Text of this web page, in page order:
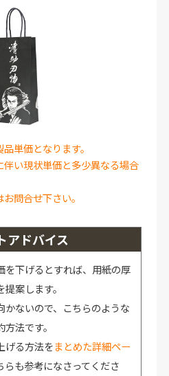
単価となります。
い現状単価と多少異なる場合
問合せ下さい。
アドバイス
を下げるとすれば、用紙の厚
案します。
かないので、こちらのような
法です。
げる方法をまとめた詳細ペー
も参考になさってくださ